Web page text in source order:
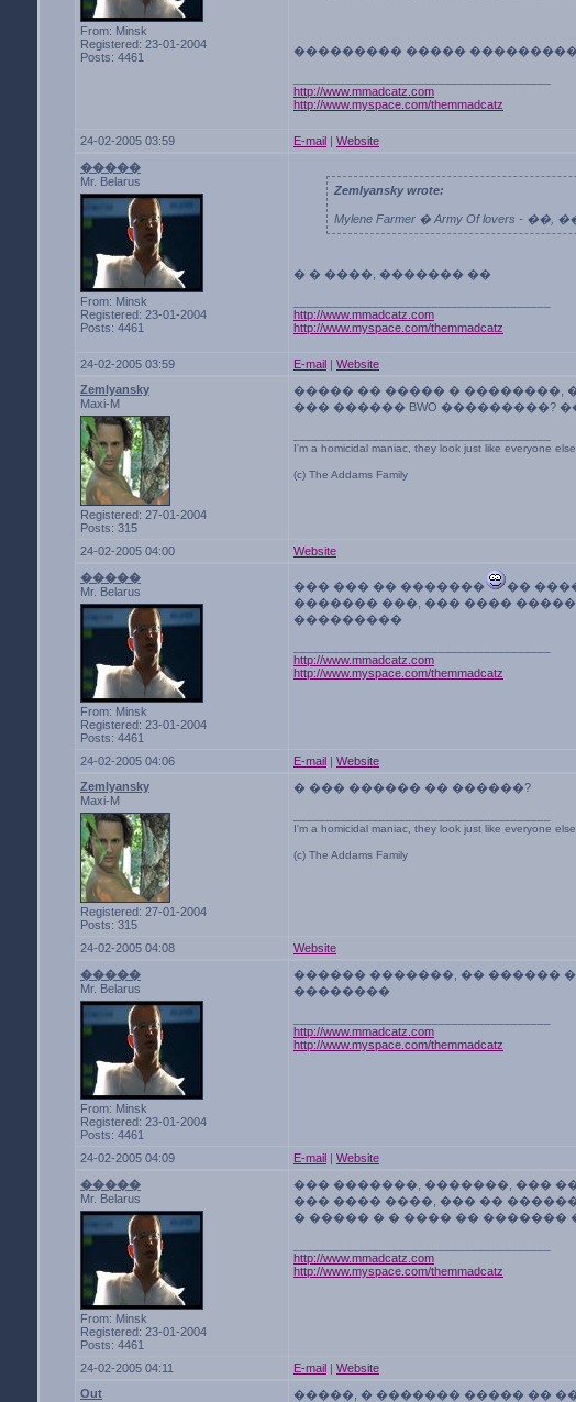
From: Minsk
Registered: 23-01-2004
Posts: 4461
��������� �����
http://www.mmadcatz.com
http://www.myspace.com/themmadcatz
24-02-2005 03:59 E-mail | Website
�����
Mr. Belarus
From: Minsk
Registered: 23-01-2004
Posts: 4461
Zemlyansky wrote:
Mylene Farmer � Army Of
� � ����, ������� ��
http://www.mmadcatz.com
http://www.myspace.com/themmadcatz
24-02-2005 03:59 E-mail | Website
Zemlyansky
Maxi-M
Registered: 27-01-2004
Posts: 315
����� �� ����� � ��������,
��� ������ BWO
I'm a homicidal maniac, they look just like everyone else.
(c) The Addams Family
24-02-2005 04:00
Website
�����
Mr. Belarus
From: Minsk
Registered: 23-01-2004
Posts: 4461
��� ��� �� �������
��
������� ���, ��� ����
���������
http://www.mmadcatz.com
http://www.myspace.com/themmadcatz
24-02-2005 04:06 E-mail | Website
Zemlyansky
Maxi-M
Registered: 27-01-2004
Posts: 315
� ��� ������ �� ������?
I'm a homicidal maniac, they look just like everyone else.
(c) The Addams Family
24-02-2005 04:08
Website
�����
Mr. Belarus
From: Minsk
Registered: 23-01-2004
Posts: 4461
������ �������, �� ������
��������
http://www.mmadcatz.com
http://www.myspace.com/themmadcatz
24-02-2005 04:09 E-mail | Website
�����
Mr. Belarus
From: Minsk
Registered: 23-01-2004
Posts: 4461
��� �������, �������, ���
��� ���� ����, ��� ��
� ����� � � ���� ��
http://www.mmadcatz.com
http://www.myspace.com/themmadcatz
24-02-2005 04:11 E-mail | Website
Out
�����, � ������� ����� ��